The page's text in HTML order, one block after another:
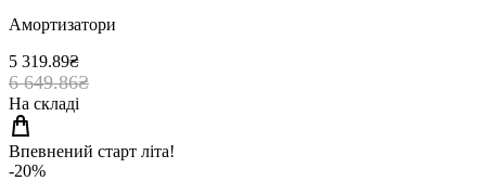
Амортизатори
5 319.89₴
6 649.86₴
На складі
Впевнений старт літа!
-20%